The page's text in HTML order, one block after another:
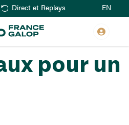
Aller
au
contenu
principal
Direct et Replays EN
pour un